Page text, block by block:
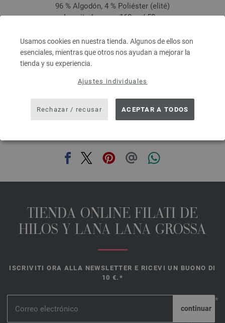
Usamos cookies en nuestra tienda. Algunos de ellos son
esenciales, mientras que otros nos ayudan a mejorar la
tienda y su experiencia.
Ajustes individuales
Rechazar / recusar ACEPTAR A TODOS
96 % Algodón, 4 % Poliéster (elité)
Longitud: aprox. 160 m / 50 g
4,16 €
4,86 $
IVA no incluido, más gastos de envío, Precio base:83,20 € / kg
TIENDA ONLINE FILATI DE
HILOS Y LANA LANA GROSSA
ISCRIVITI ORA ALLA NEWSLETTER E RICEVI UN BUONO DI
10 €.*
*